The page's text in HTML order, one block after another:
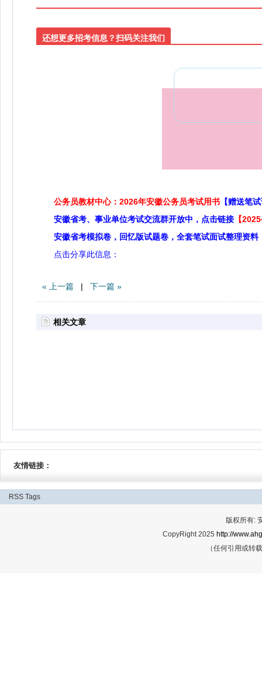
还想更多招考信息？扫码关注我们
公务员教材中心：2026年安徽公务员考试用书 【赠送笔
安徽省考、事业单位考试交流群开放中，点击链接 【
安徽省考模拟卷，回忆版试题卷，全套笔试面试整理资料
点击分享此信息：
« 上一篇 | 下一篇 »
相关文章
友情链接：
RSS Tags
版权所有:
CopyRight 2025 http://
（任何引用或转